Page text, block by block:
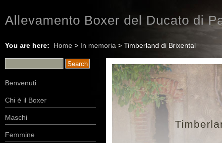
Allevamento Boxer del Ducato di
You are here: Home > In memoria > Timberland di Brixental
Benvenuti
Chi è il Boxer
Maschi
Femmine